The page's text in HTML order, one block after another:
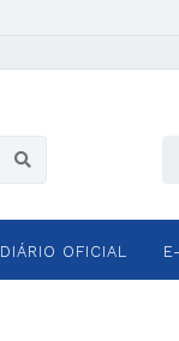
DIÁRIO OFICIAL